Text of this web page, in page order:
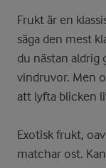
Frukt är en
säga den mest
du nästan aldrig
vindruvor. Men
att lyfta blicken
Exotisk frukt,
matchar ost.